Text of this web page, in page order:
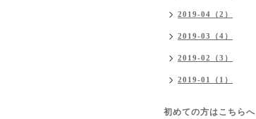
2019-04（2）
2019-03（4）
2019-02（3）
2019-01（1）
初めての方はこちらへ